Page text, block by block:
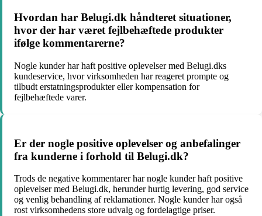
Hvordan har Belugi.dk håndteret situationer,
hvor der har været fejlbehæftede produkter
ifølge kommentarerne?
Nogle kunder har haft positive oplevelser med Belugi.dks
kundeservice, hvor virksomheden har reageret prompte og
tilbudt erstatningsprodukter eller kompensation for
fejlbehæftede varer.
Er der nogle positive oplevelser og anbefalinger
fra kunderne i forhold til Belugi.dk?
Trods de negative kommentarer har nogle kunder haft positive
oplevelser med Belugi.dk, herunder hurtig levering, god service
og venlig behandling af reklamationer. Nogle kunder har også
rost virksomhedens store udvalg og fordelagtige priser.